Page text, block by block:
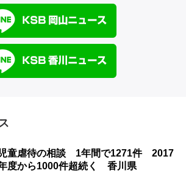
児童虐待の相談 1年間で1271件 2017
度から1000件超続く 香川県